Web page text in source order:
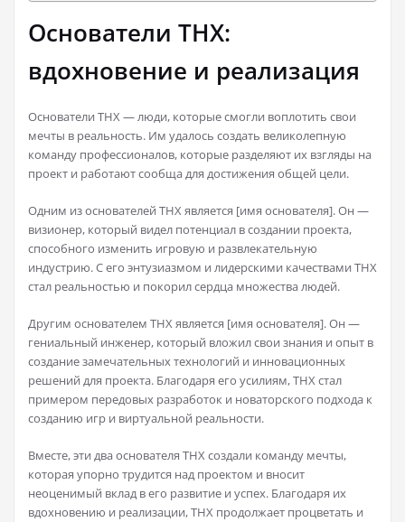
Основатели THX:
вдохновение и реализация
Основатели THX — люди, которые смогли воплотить свои
мечты в реальность. Им удалось создать великолепную
команду профессионалов, которые разделяют их взгляды на
проект и работают сообща для достижения общей цели.
Одним из основателей THX является [имя основателя]. Он —
визионер, который видел потенциал в создании проекта,
способного изменить игровую и развлекательную
индустрию. С его энтузиазмом и лидерскими качествами THX
стал реальностью и покорил сердца множества людей.
Другим основателем THX является [имя основателя]. Он —
гениальный инженер, который вложил свои знания и опыт в
создание замечательных технологий и инновационных
решений для проекта. Благодаря его усилиям, THX стал
примером передовых разработок и новаторского подхода к
созданию игр и виртуальной реальности.
Вместе, эти два основателя THX создали команду мечты,
которая упорно трудится над проектом и вносит
неоценимый вклад в его развитие и успех. Благодаря их
вдохновению и реализации, THX продолжает процветать и